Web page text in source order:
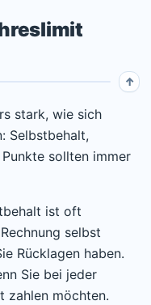
stark, wie sich
Selbstbehalt,
sollten immer
ist oft
selbst
Rücklagen haben.
Sie bei jeder
zahlen möchten.